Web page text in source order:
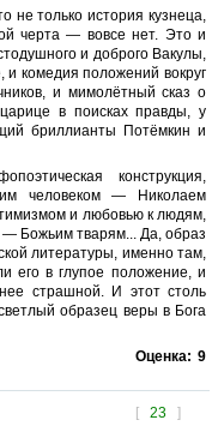
не только история кузнеца,
черта — вовсе нет. Это и
и доброго Вакулы,
и комедия положений вокруг
и мимолётный сказ о
в поисках правды, у
бриллианты Потёмкин и
конструкция,
человеком — Николаем
и любовью к людям,
Божьим тварям... Да, образ
литературы, именно там,
его в глупое положение, и
страшной. И этот столь
образец веры в Бога
Оценка: 9
[ 23 ]